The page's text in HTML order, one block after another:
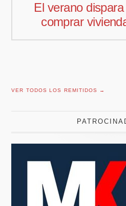
Pedro
VER TODOS LOS REMITIDOS →